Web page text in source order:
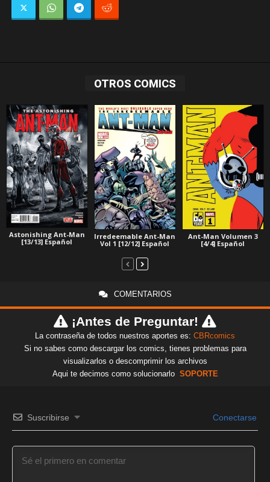
OTROS COMICS
Astonishing Ant-Man
[13/13] Español
Irredeemable Ant-Man
Vol 1 [12/12] Español
Ant-Man Volumen 3
[4/4] Español
COMENTARIOS
¡Antes de Preguntar!
La contraseña de todos nuestros aportes es: CBRcomics
Si no sabes como descargar los comics, tienes problemas para
visualizarlos o descomprimir los archivos
Aqui te decimos como solucionarlo SOPORTE
Suscribirse Conectarse